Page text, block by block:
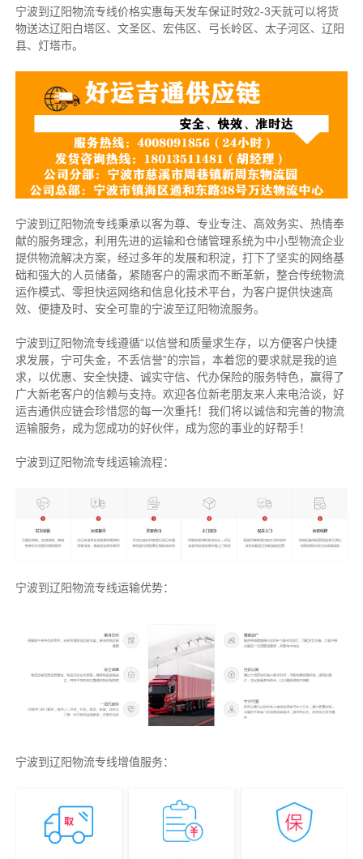
宁波到辽阳物流专线价格实惠每天发车保证时效2-3天就可以将货
物送达辽阳白塔区、文圣区、宏伟区、弓长岭区、太子河区、辽阳
县、灯塔市。
宁波到辽阳物流专线秉承以客为尊、专业专注、高效务实、热情奉
献的服务理念，利用先进的运输和仓储管理系统为中小型物流企业
提供物流解决方案，经过多年的发展和积淀，打下了坚实的网络基
础和强大的人员储备，紧随客户的需求而不断革新，整合传统物流
运作模式、零担快运网络和信息化技术平台，为客户提供快速高
效、便捷及时、安全可靠的宁波至辽阳物流服务。
宁波到辽阳物流专线遵循“以信誉和质量求生存，以方便客户快捷
求发展，宁可失金，不丢信誉”的宗旨，本着您的要求就是我的追
求，以优惠、安全快捷、诚实守信、代办保险的服务特色，赢得了
广大新老客户的信赖与支持。欢迎各位新老朋友来人来电洽谈，好
运吉通供应链会珍惜您的每一次重托！我们将以诚信和完善的物流
运输服务，成为您成功的好伙伴，成为您的事业的好帮手！
宁波到辽阳物流专线运输流程：
宁波到辽阳物流专线运输优势：
宁波到辽阳物流专线增值服务：